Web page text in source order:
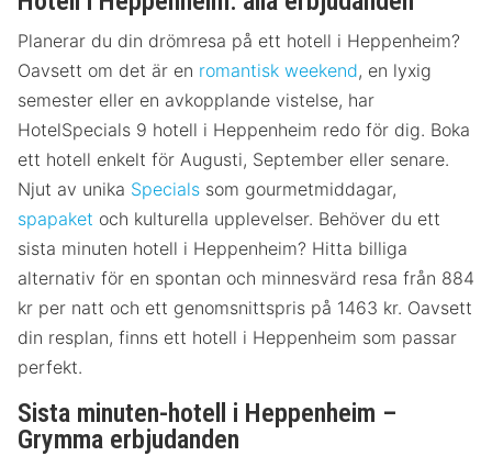
Planerar du din drömresa på ett hotell i Heppenheim?
Oavsett om det är en romantisk weekend, en lyxig
semester eller en avkopplande vistelse, har
HotelSpecials 9 hotell i Heppenheim redo för dig. Boka
ett hotell enkelt för Augusti, September eller senare.
Njut av unika Specials som gourmetmiddagar,
spapaket och kulturella upplevelser. Behöver du ett
sista minuten hotell i Heppenheim? Hitta billiga
alternativ för en spontan och minnesvärd resa från 884
kr per natt och ett genomsnittspris på 1463 kr. Oavsett
din resplan, finns ett hotell i Heppenheim som passar
perfekt.
Sista minuten-hotell i Heppenheim –
Grymma erbjudanden